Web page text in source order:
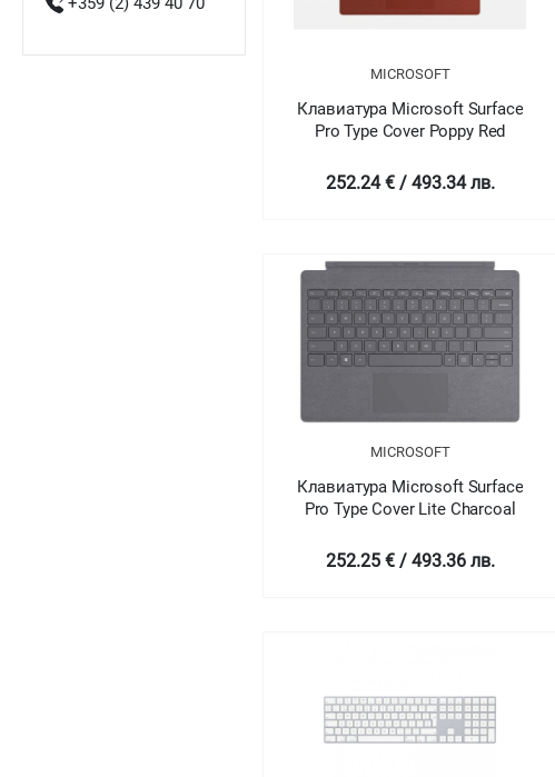
MICROSOFT
Клавиатура Microsoft Surface
Pro Type Cover Poppy Red
252.24 € / 493.34 лв.
MICROSOFT
Клавиатура Microsoft Surface
Pro Type Cover Lite Charcoal
252.25 € / 493.36 лв.